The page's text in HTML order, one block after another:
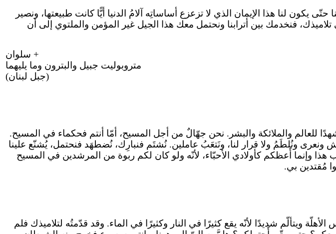
يكون لنا هذا الإيمان الذي لا تزعزع أساساتِه آلامُ الدنيا أيًّا كانت طبيعتها، ونصير
فنخدمك بين أترابنا ونحتمل معك هذا الجيل غير المؤمن والملتوي إلى أن
+ سلوان
متروبوليت جبيل والبترون وما يليهما
(جبل لبنان)
للعالم والملائكة والبشر. نحن جهّالٌ من أجل المسيح، أمّا أنتم فحكماء في المسيح.
ونُلطَمُ ولا قرار لنا، ونَتعَبُ عاملين. نُشتَم فنبارِك، نُضطهَد فنحتمل، يُشنّع علينا
وإنما أَعظكم كأولادي الأحبّاء، لأنّه ولو كان لكم ربوة من المرشدين في المسيح
مُقتدين بي.
ويتألّم شديدًا لأنّه يقع كثيرًا في النار وكثيرًا في الماء. وقد قدّمتُه لتلاميذك فلم